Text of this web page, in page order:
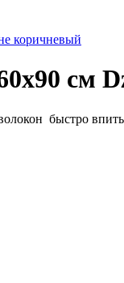
коричневый
см
быстро